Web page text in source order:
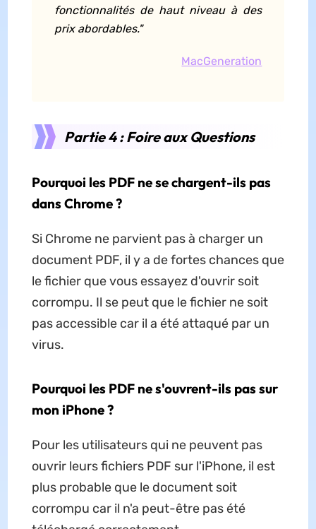
fonctionnalités de haut niveau à des
prix abordables."
MacGeneration
Partie 4 : Foire aux Questions
Pourquoi les PDF ne se chargent-ils pas
dans Chrome ?
Si Chrome ne parvient pas à charger un
document PDF, il y a de fortes chances que
le fichier que vous essayez d'ouvrir soit
corrompu. Il se peut que le fichier ne soit
pas accessible car il a été attaqué par un
virus.
Pourquoi les PDF ne s'ouvrent-ils pas sur
mon iPhone ?
Pour les utilisateurs qui ne peuvent pas
ouvrir leurs fichiers PDF sur l'iPhone, il est
plus probable que le document soit
corrompu car il n'a peut-être pas été